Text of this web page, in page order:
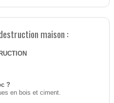
maison :
?
en bois et ciment.